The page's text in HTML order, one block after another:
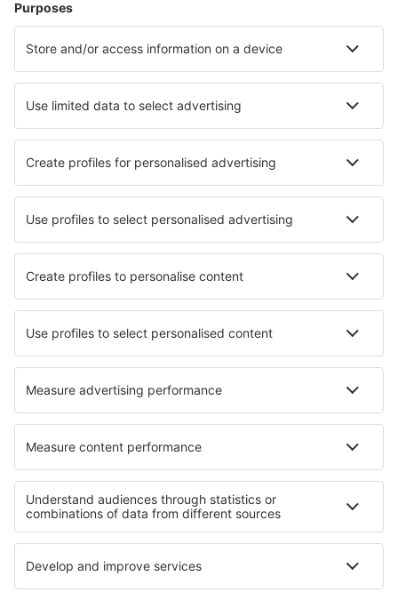
Lue lisää
Lentoyhtiöt
FlexFlight
Lufthansa
Wizz Air
Norwegian
KLM
SAS
Turkish Airlines
Air Baltic
Tietoa eSkysta
Sopimusehdot
Omat varaukset
Tietosuojakäytäntö
Tuki ja yhteystiedot
Yksityisyys